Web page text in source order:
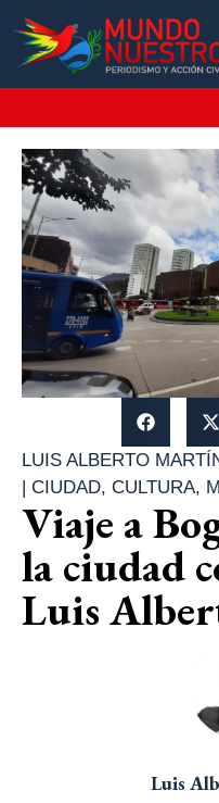
LUIS ALBERTO
CIUDAD, CULTURA,
Viaje a
la ciudad
Luis
Luis